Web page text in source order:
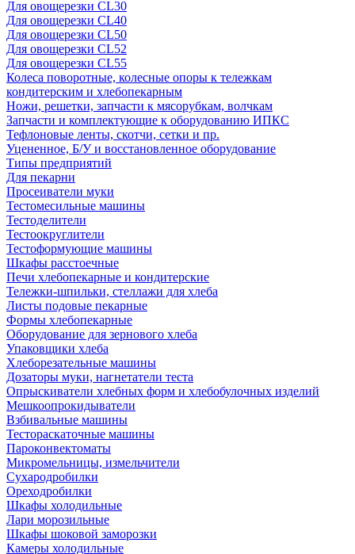
Для овощерезки CL30
Для овощерезки CL40
Для овощерезки CL50
Для овощерезки CL52
Для овощерезки CL55
Колеса поворотные, колесные опоры к тележкам
кондитерским и хлебопекарным
Ножи, решетки, запчасти к мясорубкам, волчкам
Запчасти и комплектующие к оборудованию ИПКС
Тефлоновые ленты, скотчи, сетки и пр.
Уцененное, Б/У и восстановленное оборудование
Типы предприятий
Для пекарни
Просеиватели муки
Тестомесильные машины
Тестоделители
Тестоокруглители
Тестоформующие машины
Шкафы расстоечные
Печи хлебопекарные и кондитерские
Тележки-шпильки, стеллажи для хлеба
Листы подовые пекарные
Формы хлебопекарные
Оборудование для зернового хлеба
Упаковщики хлеба
Хлеборезательные машины
Дозаторы муки, нагнетатели теста
Опрыскиватели хлебных форм и хлебобулочных изделий
Мешкоопрокидыватели
Взбивальные машины
Тестораскаточные машины
Пароконвектоматы
Микромельницы, измельчители
Сухародробилки
Ореходробилки
Шкафы холодильные
Лари морозильные
Шкафы шоковой заморозки
Камеры холодильные